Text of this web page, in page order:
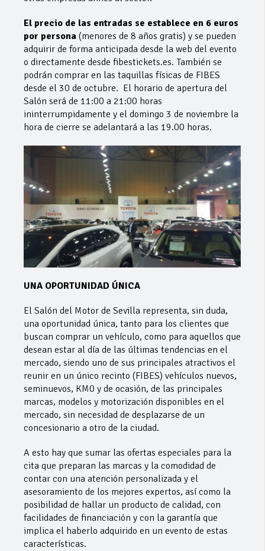
El precio de las entradas se establece en 6 euros
por persona (menores de 8 años gratis) y se pueden
adquirir de forma anticipada desde la web del evento
o directamente desde fibestickets.es. También se
podrán comprar en las taquillas físicas de FIBES
desde el 30 de octubre. El horario de apertura del
Salón será de 11:00 a 21:00 horas
ininterrumpidamente y el domingo 3 de noviembre la
hora de cierre se adelantará a las 19.00 horas.
UNA OPORTUNIDAD ÚNICA
El Salón del Motor de Sevilla representa, sin duda,
una oportunidad única, tanto para los clientes que
buscan comprar un vehículo, como para aquellos que
desean estar al día de las últimas tendencias en el
mercado, siendo uno de sus principales atractivos el
reunir en un único recinto (FIBES) vehículos nuevos,
seminuevos, KM0 y de ocasión, de las principales
marcas, modelos y motorización disponibles en el
mercado, sin necesidad de desplazarse de un
concesionario a otro de la ciudad.
A esto hay que sumar las ofertas especiales para la
cita que preparan las marcas y la comodidad de
contar con una atención personalizada y el
asesoramiento de los mejores expertos, así como la
posibilidad de hallar un producto de calidad, con
facilidades de financiación y con la garantía que
implica el haberlo adquirido en un evento de estas
características.